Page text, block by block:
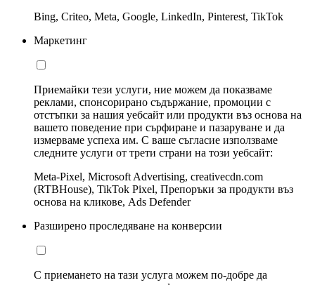
Bing, Criteo, Meta, Google, LinkedIn, Pinterest, TikTok
Маркетинг
Приемайки тези услуги, ние можем да показваме
реклами, спонсорирано съдържание, промоции с
отстъпки за нашия уебсайт или продукти въз основа на
вашето поведение при сърфиране и пазаруване и да
измерваме успеха им. С ваше съгласие използваме
следните услуги от трети страни на този уебсайт:
Meta-Pixel, Microsoft Advertising, creativecdn.com
(RTBHouse), TikTok Pixel, Препоръки за продукти въз
основа на кликове, Ads Defender
Разширено проследяване на конверсии
С приемането на тази услуга можем по-добре да